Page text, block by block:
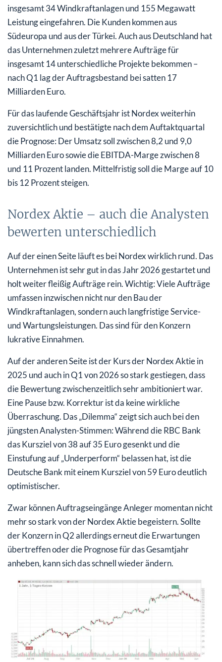
insgesamt 34 Windkraftanlagen und 155 Megawatt
Leistung eingefahren. Die Kunden kommen aus
Südeuropa und aus der Türkei. Auch aus Deutschland hat
das Unternehmen zuletzt mehrere Aufträge für
insgesamt 14 unterschiedliche Projekte bekommen –
nach Q1 lag der Auftragsbestand bei satten 17
Milliarden Euro.
Für das laufende Geschäftsjahr ist Nordex weiterhin
zuversichtlich und bestätigte nach dem Auftaktquartal
die Prognose: Der Umsatz soll zwischen 8,2 und 9,0
Milliarden Euro sowie die EBITDA-Marge zwischen 8
und 11 Prozent landen. Mittelfristig soll die Marge auf 10
bis 12 Prozent steigen.
Nordex Aktie – auch die Analysten
bewerten unterschiedlich
Auf der einen Seite läuft es bei Nordex wirklich rund. Das
Unternehmen ist sehr gut in das Jahr 2026 gestartet und
holt weiter fleißig Aufträge rein. Wichtig: Viele Aufträge
umfassen inzwischen nicht nur den Bau der
Windkraftanlagen, sondern auch langfristige Service-
und Wartungsleistungen. Das sind für den Konzern
lukrative Einnahmen.
Auf der anderen Seite ist der Kurs der Nordex Aktie in
2025 und auch in Q1 von 2026 so stark gestiegen, dass
die Bewertung zwischenzeitlich sehr ambitioniert war.
Eine Pause bzw. Korrektur ist da keine wirkliche
Überraschung. Das „Dilemma“ zeigt sich auch bei den
jüngsten Analysten-Stimmen: Während die RBC Bank
das Kursziel von 38 auf 35 Euro gesenkt und die
Einstufung auf „Underperform“ belassen hat, ist die
Deutsche Bank mit einem Kursziel von 59 Euro deutlich
optimistischer.
Zwar können Auftragseingänge Anleger momentan nicht
mehr so stark von der Nordex Aktie begeistern. Sollte
der Konzern in Q2 allerdings erneut die Erwartungen
übertreffen oder die Prognose für das Gesamtjahr
anheben, kann sich das schnell wieder ändern.